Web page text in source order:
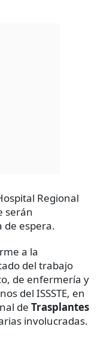
Regional
serán
de espera.
a la
del trabajo
de enfermería y
del ISSSTE, en
de Trasplantes
involucradas.